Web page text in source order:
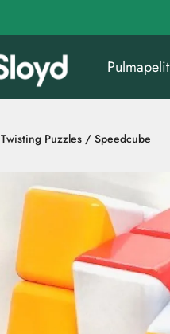
Pulmapelit
Twisting Puzzles / Speedcube